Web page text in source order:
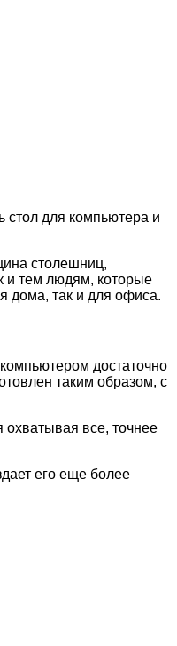
стол для компьютера и
столешниц,
и тем людям, которые
дома, так и для офиса.
достаточно
таким образом, с
охватывая все, точнее
его еще более